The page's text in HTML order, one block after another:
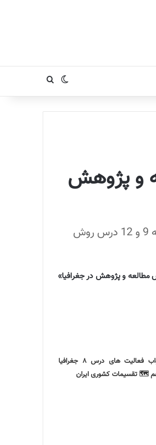
تغییر پوستهجستجو برای
و پژوهش
گام به گام درس 2 جغرافیا پایه دهم کلیه رشته های انسانی و تجربی و ریاضی و پاسخ فعالیت های صفحه 9 و 12 درس روش
مطالعه و پژوهش در جغرافیا»
جواب فعالیت های درس ۸ جغرافیا
🗺️ تقسیمات کشوری ایران